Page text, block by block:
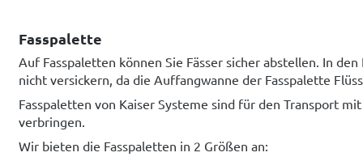
Fasspalette
Auf Fasspaletten können Sie Fässer sicher abstellen. In
nicht versickern, da die Auffangwanne der Fasspalette
Fasspaletten von Kaiser Systeme sind für den Transport
verbringen.
Wir bieten die Fasspaletten in 2 Größen an: